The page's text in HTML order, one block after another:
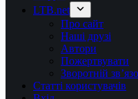
LTB.net
Про сайт
Наші друзі
Автори
Пожертвувати
Зворотній
Статті користувачів